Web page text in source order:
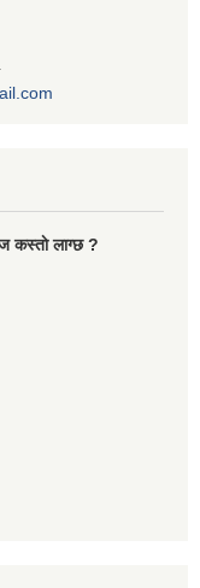
कस्ताे लाग्छ ?